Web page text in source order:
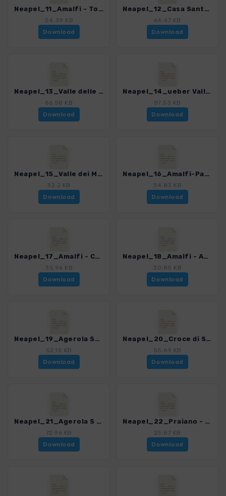
Neapel_11_Amalfi - Torre dello Ziro.gpx
34.39 KB
Download
Neapel_12_Casa Santa Maria dei Monti.gpx
64.47 KB
Download
Neapel_13_Valle delle Ferriere.gpx
66.58 KB
Download
Neapel_14_ueber Valle delle Ferriere.gpx
87.33 KB
Download
Neapel_15_Valle dei Mulini.gpx
32.2 KB
Download
Neapel_16_Amalfi-Panoramaweg.gpx
34.83 KB
Download
Neapel_17_Amalfi - Conca dei Marini.gpx
35.96 KB
Download
Neapel_18_Amalfi - Agerola San Lazzaro.gpx
30.85 KB
Download
Neapel_19_Agerola San Lazzaro - Agerola Pianillo.gpx
52.15 KB
Download
Neapel_20_Croce di Scupolo.gpx
55.69 KB
Download
Neapel_21_Agerola S Maria - Monte SantAngelo.gpx
72.96 KB
Download
Neapel_22_Praiano - Agerola Bomerano.gpx
25.87 KB
Download